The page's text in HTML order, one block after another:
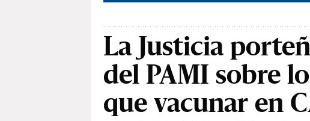
La Justicia
del PAMI sobre
que vacunar en